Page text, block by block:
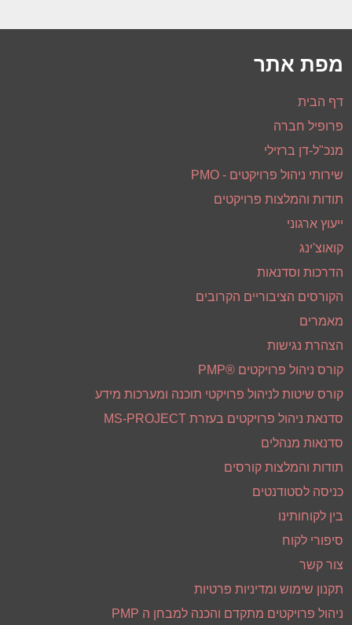
מפת אתר
דף הבית
פרופיל חברה
מנכ"ל-דן ברזילי
שירותי ניהול פרויקטים - PMO
תודות והמלצות פרויקטים
ייעוץ ארגוני
קואוצ'ינג
הדרכות וסדנאות
הקורסים הציבוריים הקרובים
מאמרים
הצהרת נגישות
קורס ניהול פרויקטים ®PMP
קורס שיטות לניהול פרויקטי תוכנה ומערכות מידע
סדנאת ניהול פרויקטים בעזרת MS-PROJECT
סדנאות מנהלים
תודות והמלצות קורסים
כניסה לסטודנטים
בין לקוחותינו
סיפורי לקוח
צור קשר
תקנון שימוש ומדיניות פרטיות
ניהול פרויקטים מתקדם והכנה למבחן ה PMP